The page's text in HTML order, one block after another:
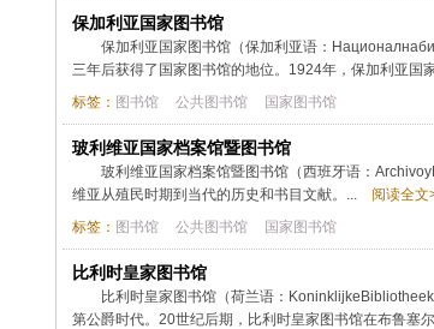
保加利亚国家图书馆
保加利亚国家图书馆（保加利亚语：
三年后获得了国家图书馆的地位。1924年，保加利亚国
标签： 图书馆 公共图书馆 国家图书馆
玻利维亚国家档案馆暨图书馆
玻利维亚国家档案馆暨图书馆（西班牙语：
维亚从殖民时期到当代的历史和书目文献。...
阅读全文
标签： 图书馆 公共图书馆 国家图书馆
比利时皇家图书馆
比利时皇家图书馆（荷兰语：
第公爵时代。20世纪后期，比利时皇家图书馆在布鲁塞